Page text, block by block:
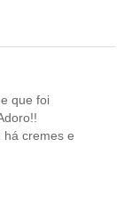
que foi
há cremes e